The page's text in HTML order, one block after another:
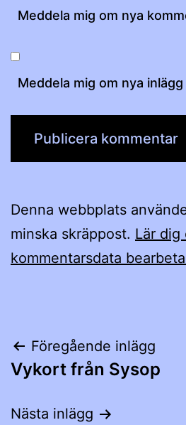
Meddela mig om nya
Meddela mig om nya
Denna webbplats
minska skräppost. Lär dig
kommentarsdata
Föregående inlägg
Vykort från Sysop
Nästa inlägg